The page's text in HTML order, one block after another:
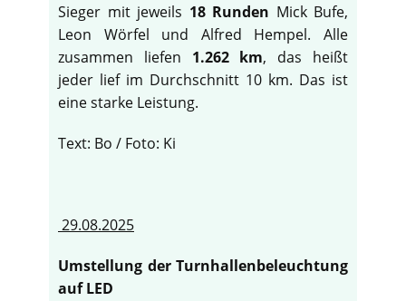
Sieger mit jeweils 18 Runden Mick Bufe,
Leon Wörfel und Alfred Hempel. Alle
zusammen liefen 1.262 km, das heißt
jeder lief im Durchschnitt 10 km. Das ist
eine starke Leistung.
Text: Bo / Foto: Ki
29.08.2025
Umstellung der Turnhallenbeleuchtung
auf LED